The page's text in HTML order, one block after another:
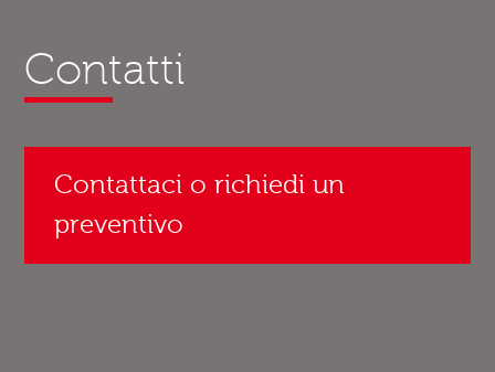
Contatti
Contattaci o richiedi un
preventivo